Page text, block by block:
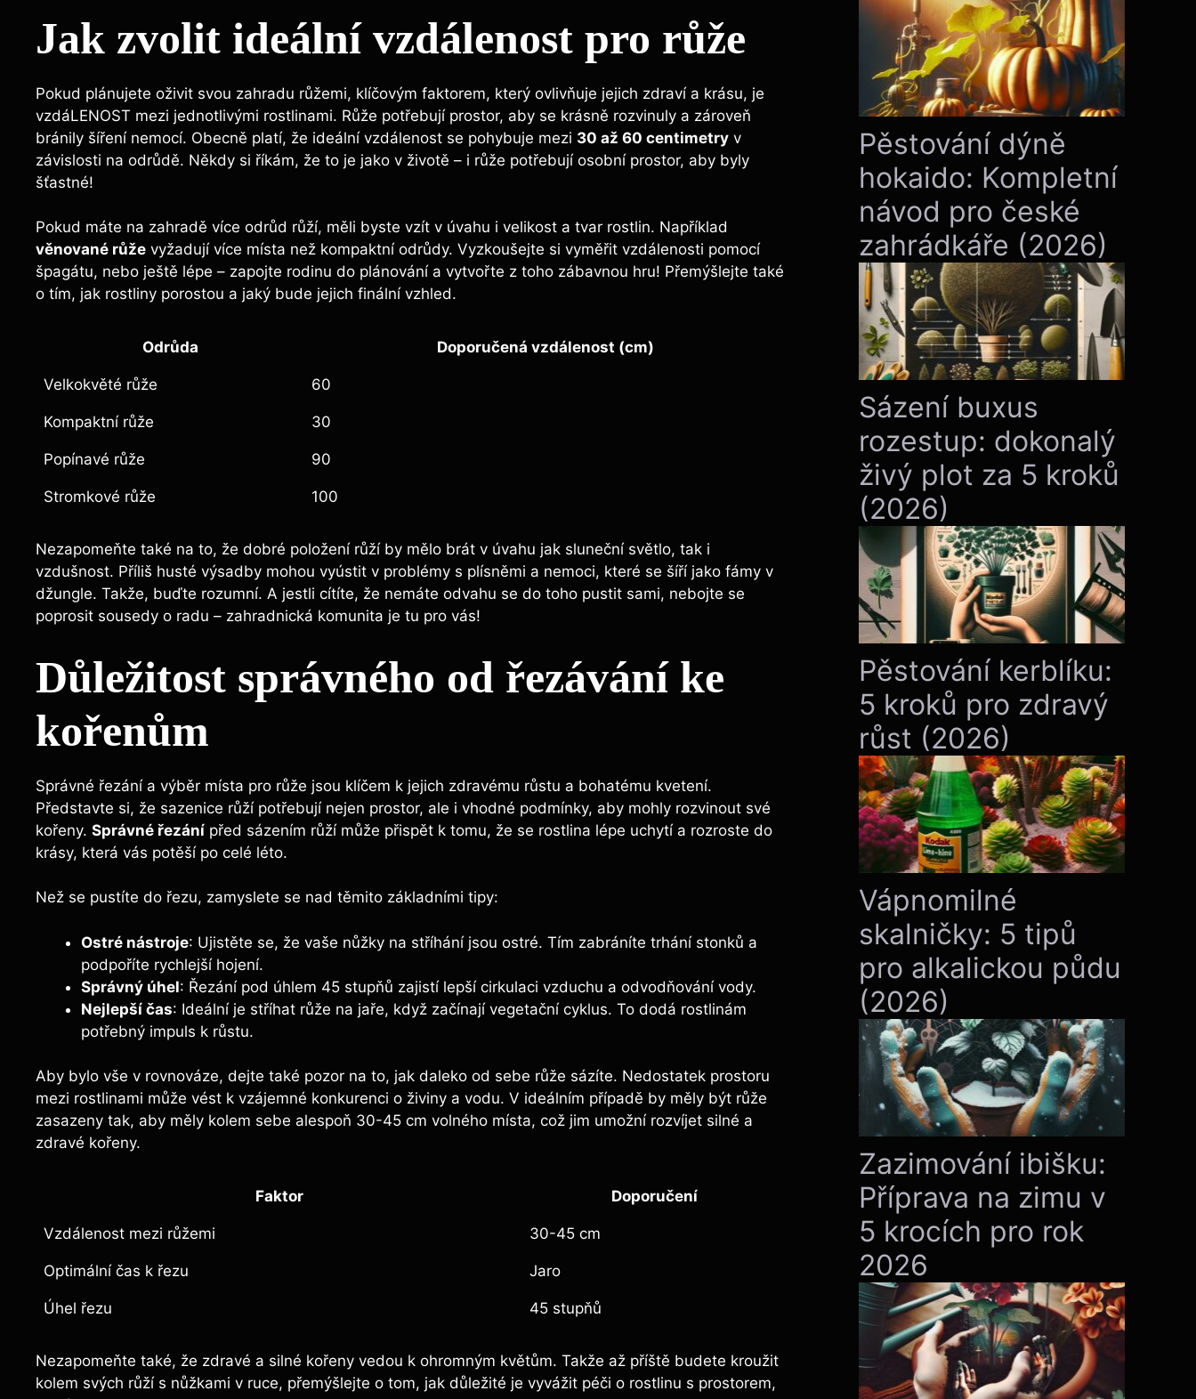
Jak zvolit ideální vzdálenost pro růže
Pokud plánujete oživit svou zahradu růžemi, klíčovým faktorem, který ovlivňuje jejich zdraví a krásu, je
vzdáLENOST mezi jednotlivými rostlinami. Růže potřebují prostor, aby se krásně rozvinuly a zároveň
bránily šíření nemocí. Obecně platí, že ideální vzdálenost se pohybuje mezi 30 až 60 centimetry v
závislosti na odrůdě. Někdy si říkám, že to je jako v životě – i růže potřebují osobní prostor, aby byly
šťastné!
Pokud máte na zahradě více odrůd růží, měli byste vzít v úvahu i velikost a tvar rostlin. Například
věnované růže vyžadují více místa než kompaktní odrůdy. Vyzkoušejte si vyměřit vzdálenosti pomocí
špagátu, nebo ještě lépe – zapojte rodinu do plánování a vytvořte z toho zábavnou hru! Přemýšlejte také
o tím, jak rostliny porostou a jaký bude jejich finální vzhled.
Odrůda Doporučená vzdálenost (cm)
Velkokvěté růže 60
Kompaktní růže 30
Popínavé růže 90
Stromkové růže 100
Nezapomeňte také na to, že dobré položení růží by mělo brát v úvahu jak sluneční světlo, tak i
vzdušnost. Příliš husté výsadby mohou vyústit v problémy s plísněmi a nemoci, které se šíří jako fámy v
džungle. Takže, buďte rozumní. A jestli cítíte, že nemáte odvahu se do toho pustit sami, nebojte se
poprosit sousedy o radu – zahradnická komunita je tu pro vás!
Důležitost správného od řezávání ke
kořenům
Správné řezání a výběr místa pro růže jsou klíčem k jejich zdravému růstu a bohatému kvetení.
Představte si, že sazenice růží potřebují nejen prostor, ale i vhodné podmínky, aby mohly rozvinout své
kořeny. Správné řezání před sázením růží může přispět k tomu, že se rostlina lépe uchytí a rozroste do
krásy, která vás potěší po celé léto.
Než se pustíte do řezu, zamyslete se nad těmito základními tipy:
Ostré nástroje: Ujistěte se, že vaše nůžky na stříhání jsou ostré. Tím zabráníte trhání stonků a
podpoříte rychlejší hojení.
Správný úhel: Řezání pod úhlem 45 stupňů zajistí lepší cirkulaci vzduchu a odvodňování vody.
Nejlepší čas: Ideální je stříhat růže na jaře, když začínají vegetační cyklus. To dodá rostlinám
potřebný impuls k růstu.
Aby bylo vše v rovnováze, dejte také pozor na to, jak daleko od sebe růže sázíte. Nedostatek prostoru
mezi rostlinami může vést k vzájemné konkurenci o živiny a vodu. V ideálním případě by měly být růže
zasazeny tak, aby měly kolem sebe alespoň 30-45 cm volného místa, což jim umožní rozvíjet silné a
zdravé kořeny.
Faktor Doporučení
Vzdálenost mezi růžemi 30-45 cm
Optimální čas k řezu Jaro
Úhel řezu 45 stupňů
Nezapomeňte také, že zdravé a silné kořeny vedou k ohromným květům. Takže až příště budete kroužit
kolem svých růží s nůžkami v ruce, přemýšlejte o tom, jak důležité je vyvážit péči o rostlinu s prostorem,
Pěstování dýně
hokaido: Kompletní
návod pro české
zahrádkáře (2026)
Sázení buxus
rozestup: dokonalý
živý plot za 5 kroků
(2026)
Pěstování kerblíku:
5 kroků pro zdravý
růst (2026)
Vápnomilné
skalničky: 5 tipů
pro alkalickou půdu
(2026)
Zazimování ibišku:
Příprava na zimu v
5 krocích pro rok
2026